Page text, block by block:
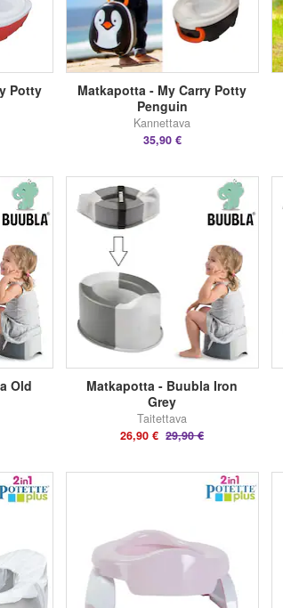
Potty
Matkapotta - My Carry Potty
Penguin
Kannettava
35,90 €
Old
Matkapotta - Buubla Iron
Grey
Taitettava
26,90 € 29,90 €